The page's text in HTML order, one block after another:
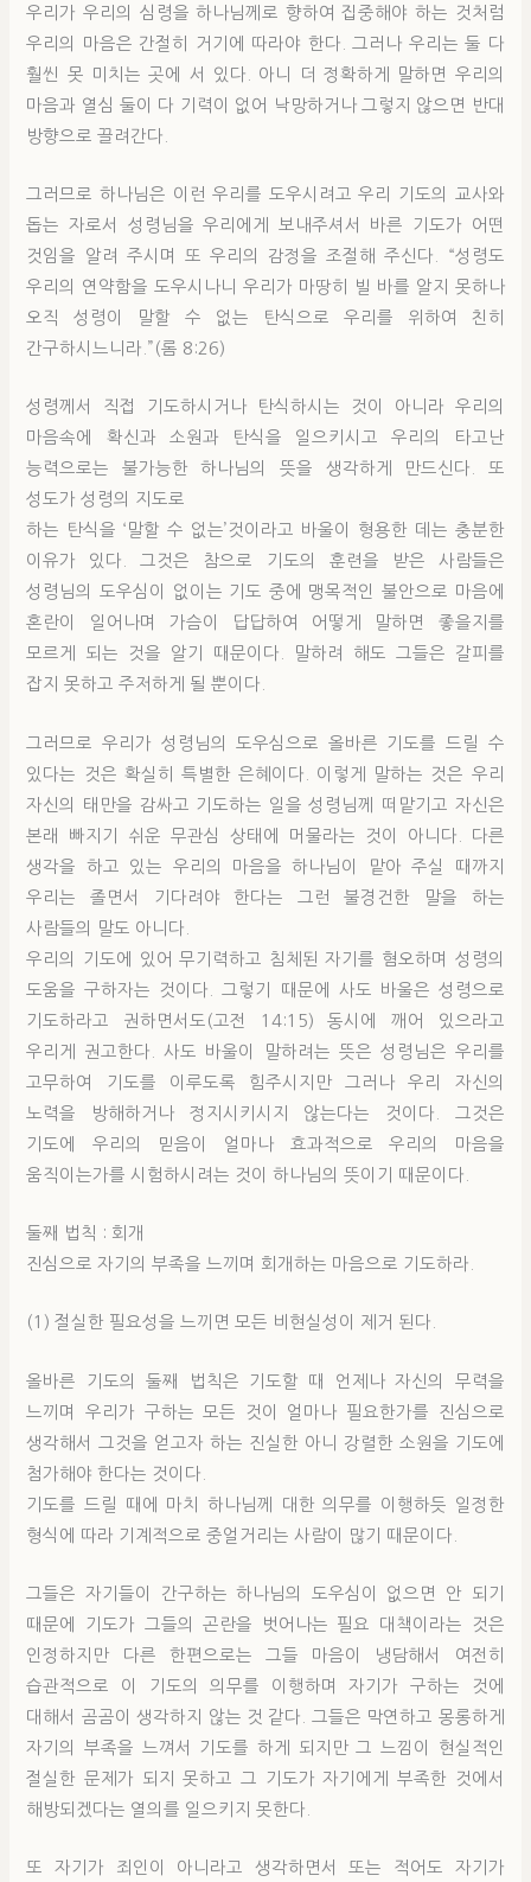
우리가 우리의 심령을 하나님께로 향하여 집중해야 하는 것처럼
우리의 마음은 간절히 거기에 따라야 한다. 그러나 우리는 둘 다
훨씬 못 미치는 곳에 서 있다. 아니 더 정확하게 말하면 우리의
마음과 열심 둘이 다 기력이 없어 낙망하거나 그렇지 않으면 반대
방향으로 끌려간다.
그러므로 하나님은 이런 우리를 도우시려고 우리 기도의 교사와
돕는 자로서 성령님을 우리에게 보내주셔서 바른 기도가 어떤
것임을 알려 주시며 또 우리의 감정을 조절해 주신다. “성령도
우리의 연약함을 도우시나니 우리가 마땅히 빌 바를 알지 못하나
오직 성령이 말할 수 없는 탄식으로 우리를 위하여 친히
간구하시느니라.”(롬 8:26)
성령께서 직접 기도하시거나 탄식하시는 것이 아니라 우리의
마음속에 확신과 소원과 탄식을 일으키시고 우리의 타고난
능력으로는 불가능한 하나님의 뜻을 생각하게 만드신다. 또
성도가 성령의 지도로
하는 탄식을 ‘말할 수 없는’것이라고 바울이 형용한 데는 충분한
이유가 있다. 그것은 참으로 기도의 훈련을 받은 사람들은
성령님의 도우심이 없이는 기도 중에 맹목적인 불안으로 마음에
혼란이 일어나며 가슴이 답답하여 어떻게 말하면 좋을지를
모르게 되는 것을 알기 때문이다. 말하려 해도 그들은 갈피를
잡지 못하고 주저하게 될 뿐이다.
그러므로 우리가 성령님의 도우심으로 올바른 기도를 드릴 수
있다는 것은 확실히 특별한 은혜이다. 이렇게 말하는 것은 우리
자신의 태만을 감싸고 기도하는 일을 성령님께 떠맡기고 자신은
본래 빠지기 쉬운 무관심 상태에 머물라는 것이 아니다. 다른
생각을 하고 있는 우리의 마음을 하나님이 맡아 주실 때까지
우리는 졸면서 기다려야 한다는 그런 불경건한 말을 하는
사람들의 말도 아니다.
우리의 기도에 있어 무기력하고 침체된 자기를 혐오하며 성령의
도움을 구하자는 것이다. 그렇기 때문에 사도 바울은 성령으로
기도하라고 권하면서도(고전 14:15) 동시에 깨어 있으라고
우리게 권고한다. 사도 바울이 말하려는 뜻은 성령님은 우리를
고무하여 기도를 이루도록 힘주시지만 그러나 우리 자신의
노력을 방해하거나 정지시키시지 않는다는 것이다. 그것은
기도에 우리의 믿음이 얼마나 효과적으로 우리의 마음을
움직이는가를 시험하시려는 것이 하나님의 뜻이기 때문이다.
둘째 법칙 : 회개
진심으로 자기의 부족을 느끼며 회개하는 마음으로 기도하라.
(1) 절실한 필요성을 느끼면 모든 비현실성이 제거 된다.
올바른 기도의 둘째 법칙은 기도할 때 언제나 자신의 무력을
느끼며 우리가 구하는 모든 것이 얼마나 필요한가를 진심으로
생각해서 그것을 얻고자 하는 진실한 아니 강렬한 소원을 기도에
첨가해야 한다는 것이다.
기도를 드릴 때에 마치 하나님께 대한 의무를 이행하듯 일정한
형식에 따라 기계적으로 중얼거리는 사람이 많기 때문이다.
그들은 자기들이 간구하는 하나님의 도우심이 없으면 안 되기
때문에 기도가 그들의 곤란을 벗어나는 필요 대책이라는 것은
인정하지만 다른 한편으로는 그들 마음이 냉담해서 여전히
습관적으로 이 기도의 의무를 이행하며 자기가 구하는 것에
대해서 곰곰이 생각하지 않는 것 같다. 그들은 막연하고 몽롱하게
자기의 부족을 느껴서 기도를 하게 되지만 그 느낌이 현실적인
절실한 문제가 되지 못하고 그 기도가 자기에게 부족한 것에서
해방되겠다는 열의를 일으키지 못한다.
또 자기가 죄인이 아니라고 생각하면서 또는 적어도 자기가